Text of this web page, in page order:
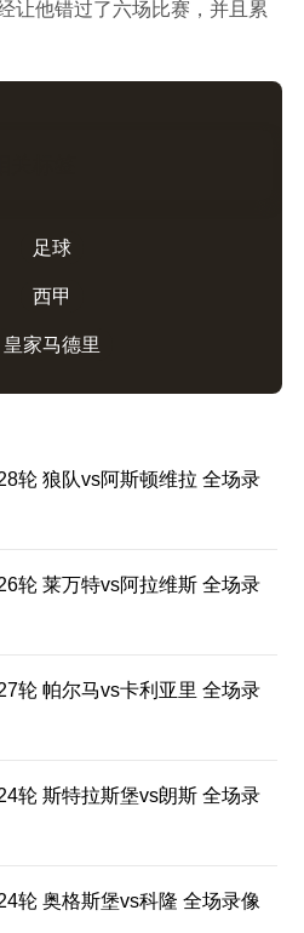
让他错过了六场比赛，并且累
足球
西甲
皇家马德里
轮 狼队vs阿斯顿维拉 全场录
轮 莱万特vs阿拉维斯 全场录
轮 帕尔马vs卡利亚里 全场录
轮 斯特拉斯堡vs朗斯 全场录
轮 奥格斯堡vs科隆 全场录像